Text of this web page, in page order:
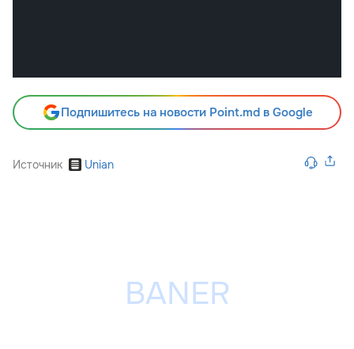
Подпишитесь на новости Point.md в Google
Источник Unian